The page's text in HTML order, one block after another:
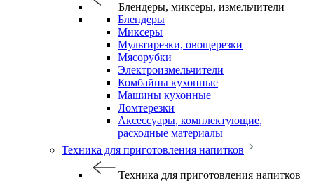
Блендеры, миксеры, измельчители
Блендеры
Миксеры
Мультирезки, овощерезки
Мясорубки
Электроизмельчители
Комбайны кухонные
Машины кухонные
Ломтерезки
Аксессуары, комплектующие,
расходные материалы
Техника для приготовления напитков
Техника для приготовления напитков